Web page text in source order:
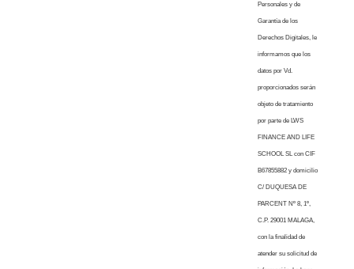
Personales y de
Garantía de los
Derechos Digitales, le
informamos que los
datos por Vd.
proporcionados serán
objeto de tratamiento
por parte de LWS
FINANCE AND LIFE
SCHOOL SL con CIF
B67855882 y domicilio
C/ DUQUESA DE
PARCENT Nº 8, 1º,
C.P. 29001 MALAGA,
con la finalidad de
atender su solicitud de